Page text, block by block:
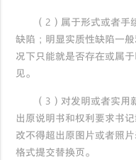
（2）属于形式或者手
缺陷；明显实质性缺陷一
况下只能就是否存在或属
见。
（3）对发明或者实用
出原说明书和权利要求书
改不得超出原图片或者照
格式提交替换页。